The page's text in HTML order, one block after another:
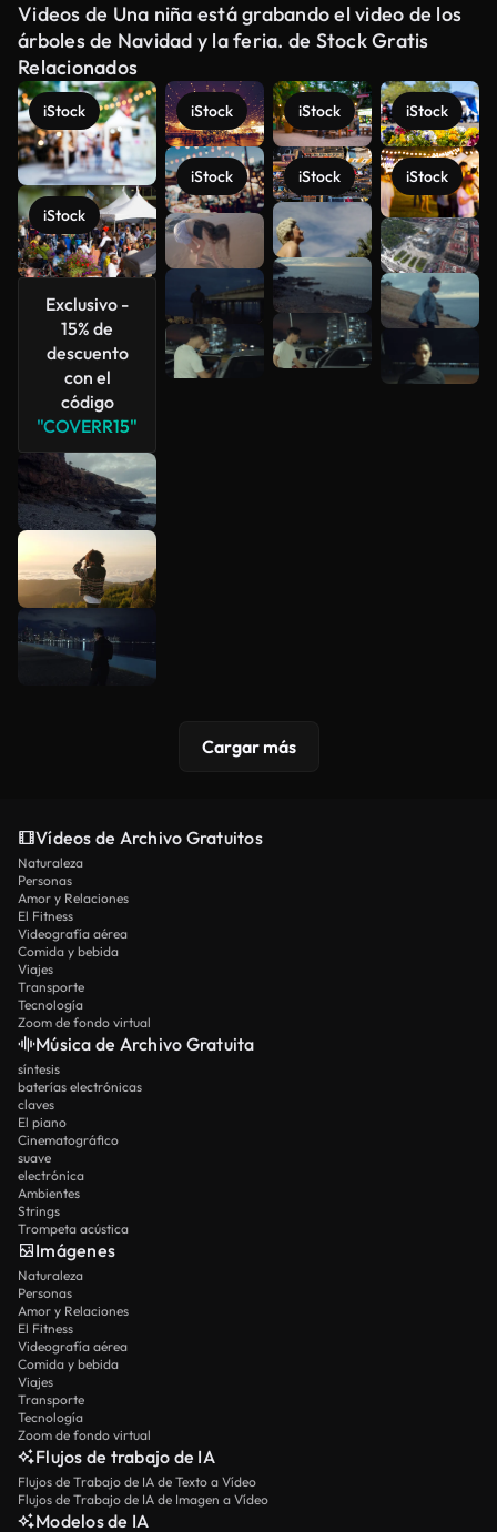
Videos de Una niña está grabando el video de los
árboles de Navidad y la feria. de Stock Gratis
Relacionados
iStock
iStock
Exclusivo -
15% de
descuento
con el
código
"COVERR15"
iStock
iStock
iStock
iStock
iStock
iStock
Ver más
Cargar más
Vídeos de Archivo Gratuitos
Naturaleza
Personas
Amor y Relaciones
El Fitness
Videografía aérea
Comida y bebida
Viajes
Transporte
Tecnología
Zoom de fondo virtual
Música de Archivo Gratuita
síntesis
baterías electrónicas
claves
El piano
Cinematográfico
suave
electrónica
Ambientes
Strings
Trompeta acústica
Imágenes
Naturaleza
Personas
Amor y Relaciones
El Fitness
Videografía aérea
Comida y bebida
Viajes
Transporte
Tecnología
Zoom de fondo virtual
Flujos de trabajo de IA
Flujos de Trabajo de IA de Texto a Vídeo
Flujos de Trabajo de IA de Imagen a Vídeo
Modelos de IA